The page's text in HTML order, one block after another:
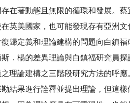
在著動態且無限的循環和發展。
英美國家，也可能發現存有亞洲
歸定義和理論建構的問題向白鎮
．楊的差異理論與白鎮福研究員
理論建構之三階段研究方法的呼
結果進行詮釋並提出理論，但這